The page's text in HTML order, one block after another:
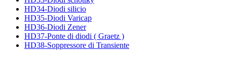
HD34-Diodi silicio
HD35-Diodi Varicap
HD36-Diodi Zener
HD37-Ponte di diodi ( Graetz )
HD38-Soppressore di Transiente